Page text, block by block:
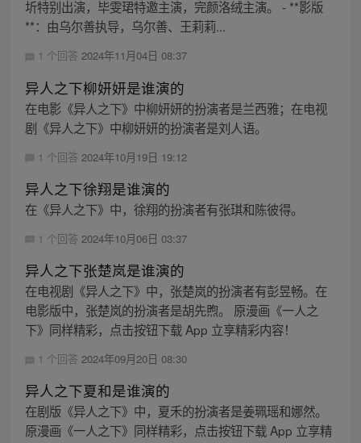
圻特别出演，毕雯珺特邀主演，完颜洛绒主演。 - **影版
**：由乌尔善执导，乌尔善、王莉莉...
1 个回答 2024年11月04日 08:37
异人之下柳妍妍是谁演的
在电影《异人之下》中柳妍妍的扮演者是兰西雅；在电视
剧《异人之下》中柳妍妍的扮演者是刘人语。
1 个回答 2024年10月19日 19:12
异人之下徐翔是谁演的
在《异人之下》中，徐翔的扮演者有张琪和陈彼得。
1 个回答 2024年10月06日 03:37
异人之下张楚岚是谁演的
在电视剧《异人之下》中，张楚岚的扮演者有彭昱畅。在
电影版中，张楚岚的扮演者是胡先煦。 原漫画《一人之
下》同样精彩，点击按钮下载 App 立享精彩内容！
1 个回答 2024年09月20日 08:30
异人之下夏和是谁演的
在剧版《异人之下》中，夏禾的扮演者是姜珮瑶和娜然。
原漫画《一人之下》同样精彩，点击按钮下载 App 立享精